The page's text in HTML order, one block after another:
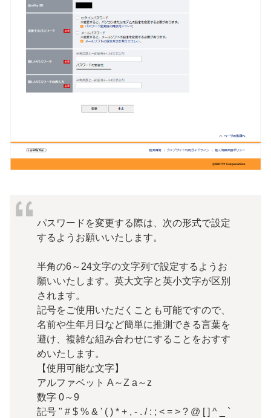
パスワードを変更する際は、次の形式で設定
するようお願いいたします。
半角の6～24文字の文字列で設定するようお
願いいたします。英大文字と英小文字が区別
されます。
記号をご使用いただくことも可能ですので、
名前や生年月日など簡単に推測できる言葉を
避け、複雑な組み合わせにすることをおすす
めいたします。
【使用可能な文字】
アルファベット A～Z a～z
数字 0～9
記号 " # $ % & ' ( ) * + , - . / : ; < = > ? @ [ ] ^ _ `